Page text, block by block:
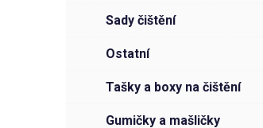
sady čištění
ostatní
tašky a boxy na čištění
gumičky a mašličky